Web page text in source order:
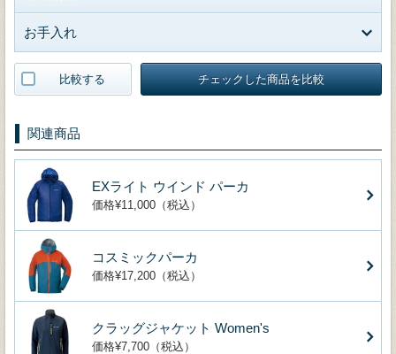
お手入れ
比較する チェックした商品を比較
関連商品
EXライト ウインド パーカ
価格¥11,000（税込）
コスミックパーカ
価格¥17,200（税込）
クラッグジャケット Women's
価格¥7,700（税込）